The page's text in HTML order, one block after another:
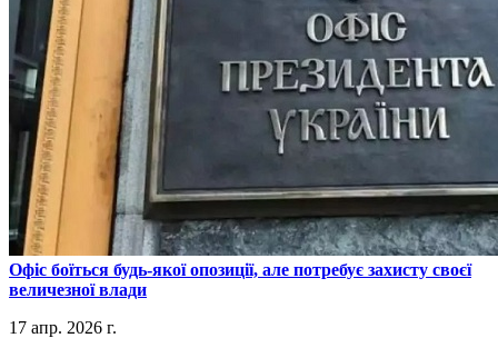
​Офіс боїться будь-якої опозиції, але потребує захисту своєї
величезної влади
17 апр. 2026 г.